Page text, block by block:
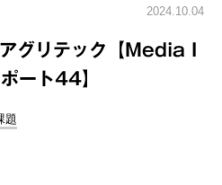
2024.10.04
グリテック【Media I
ート44】
題